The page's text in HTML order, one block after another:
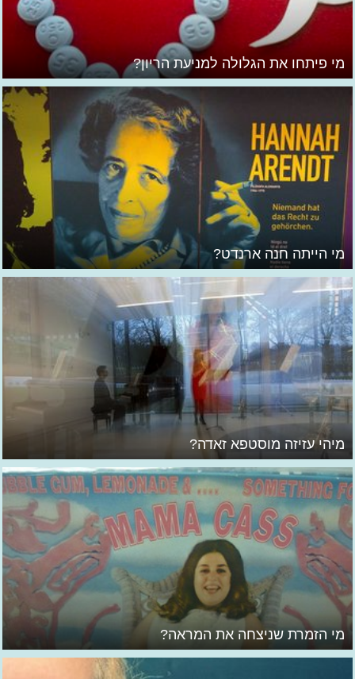
מי פיתחו את הגלולה למניעת הריון?
מי הייתה חנה ארנדט?
מיהי עזיזה מוסטפא זאדה?
מי הזמרת שניצחה את המראה?